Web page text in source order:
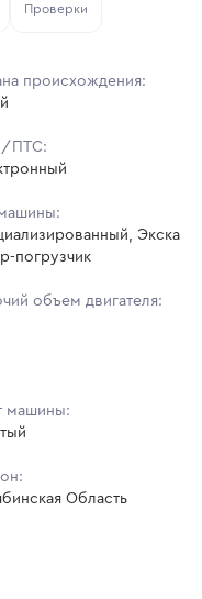
торги
Проверки
происхождения:
ПТС:
машины:
Экска
погрузчик
объем двигателя:
машины:
Область